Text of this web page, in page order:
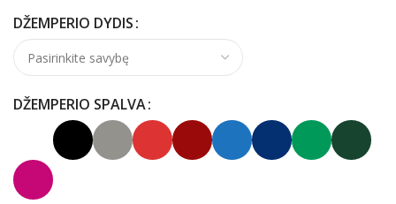
DŽEMPERIO DYDIS
DŽEMPERIO SPALVA